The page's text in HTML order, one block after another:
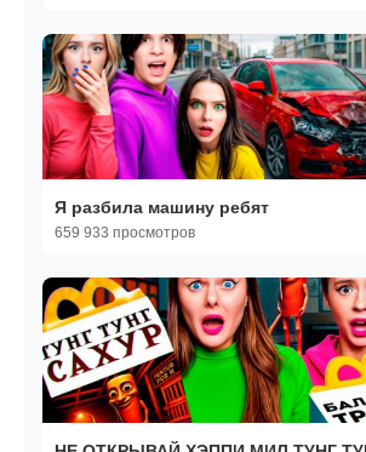
Я разбила машину ребят
659 933 просмотров